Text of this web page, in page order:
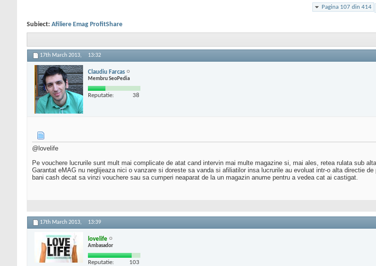
Pagina 107 din 414
Subiect: Afiliere Emag ProfitShare
17th March 2013, 13:32
Claudiu Farcas
Membru SeoPedia
Reputatie: 38
@lovelife
Pe vouchere lucrurile sunt mult mai complicate de atat cand intervin mai multe magazine si, mai ales, retea rulata sub
Garantat eMAG nu neglijeaza nici o vanzare si doreste sa vanda si afiliatilor insa lucrurile au evoluat intr-o alta directie
bani cash decat sa vinzi vouchere sau sa cumperi neaparat de la un magazin anume pentru a vedea cat ai castigat.
17th March 2013, 13:39
lovelife
Ambasador
Reputatie: 103